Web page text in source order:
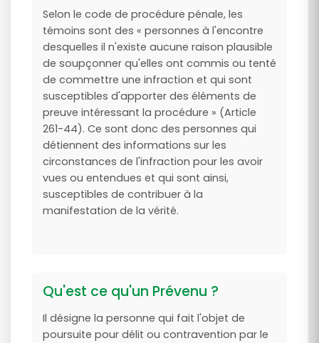
Selon le code de procédure pénale, les
témoins sont des « personnes à l'encontre
desquelles il n'existe aucune raison plausible
de soupçonner qu'elles ont commis ou tenté
de commettre une infraction et qui sont
susceptibles d'apporter des éléments de
preuve intéressant la procédure » (Article
261-44). Ce sont donc des personnes qui
détiennent des informations sur les
circonstances de l'infraction pour les avoir
vues ou entendues et qui sont ainsi,
susceptibles de contribuer à la
manifestation de la vérité.
Qu'est ce qu'un Prévenu ?
Il désigne la personne qui fait l'objet de
poursuite pour délit ou contravention par le